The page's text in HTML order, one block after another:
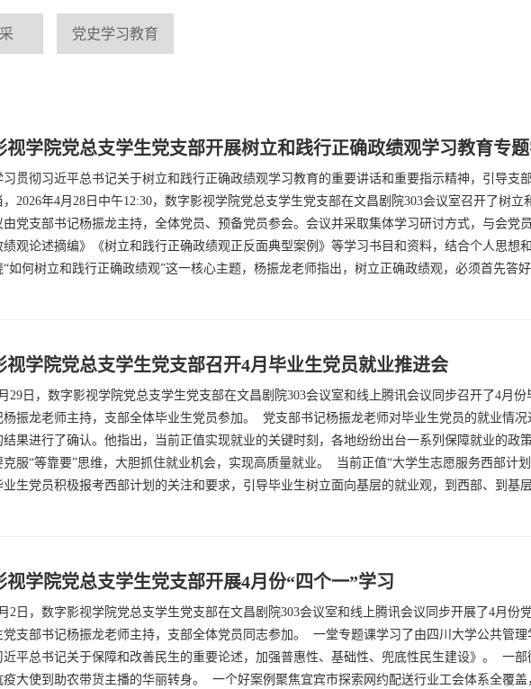
党史学习教育
视学院党总支学生党支部开展树立和践行正确政绩观学习教育专
习贯彻习近平总书记关于树立和践行正确政绩观学习教育的重要讲话和重要指示精神，引导支
2026年4月28日中午12:30，数字影视学院党总支学生党支部在文昌剧院303会议室召开了树
由党支部书记杨振龙主持，全体党员、预备党员参会。会议并采取集体学习研讨方式，与会党
绩观论述摘编》《树立和践行正确政绩观正反面典型案例》等学习书目和资料，结合个人思想
“如何树立和践行正确政绩观”这一核心主题，杨振龙老师指出，树立正确政绩观，必须首先答
视学院党总支学生党支部召开4月毕业生党员就业推进会
29日，数字影视学院党总支学生党支部在文昌剧院303会议室和线上腾讯会议同步召开了4月
杨振龙老师主持，支部全体毕业生党员参加。 党支部书记杨振龙老师对毕业生党员的就业情
结果进行了确认。他指出，当前正值实现就业的关键时刻，各地纷纷出台一系列保障就业的政
克服“等靠要”思维，大胆抓住就业机会，实现高质量就业。 当前正值“大学生志愿服务西部计
业生党员积极报考西部计划的关注和要求，引导毕业生树立面向基层的就业观，到西部、到基
视学院党总支学生党支部开展4月份“四个一”学习
2日，数字影视学院党总支学生党支部在文昌剧院303会议室和线上腾讯会议同步开展了4月份
党支部书记杨振龙老师主持，支部全体党员同志参加。 一堂专题课学习了由四川大学公共管
近平总书记关于保障和改善民生的重要论述，加强普惠性、基础性、兜底性民生建设》。 一
疫大使到助农带货主播的华丽转身。 一个好案例聚焦宜宾市探索网约配送行业工会体系全覆